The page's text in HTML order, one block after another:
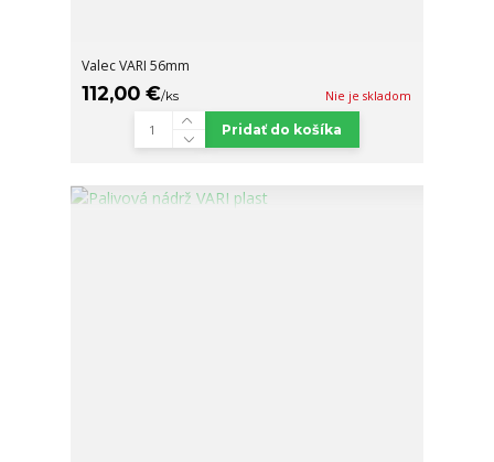
Valec VARI 56mm
112,00 €/ks Nie je skladom
Pridať do košíka